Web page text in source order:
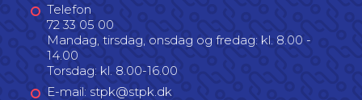
Telefon
72 33 05 00
Mandag, tirsdag, onsdag og fredag: kl. 8.00 -
14.00
Torsdag: kl. 8.00-16.00
E-mail: stpk@stpk.dk